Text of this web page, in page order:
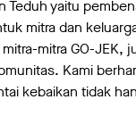
Teduh yaitu
mitra dan
mitra GO-JEK,
Kami
kebaikan tidak